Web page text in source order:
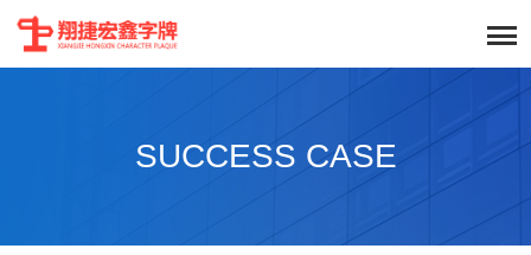
SUCCESS CASE